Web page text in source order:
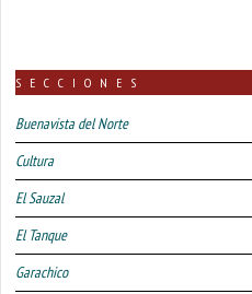
SECCIONES
Buenavista del Norte
Cultura
El Sauzal
El Tanque
Garachico